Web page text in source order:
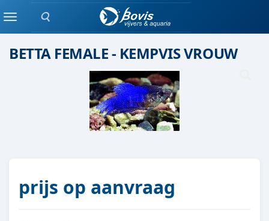
Zoeken
MenuEenlingen / Paren vis
BETTA FEMALE - KEMPVIS VROUW
prijs op aanvraag